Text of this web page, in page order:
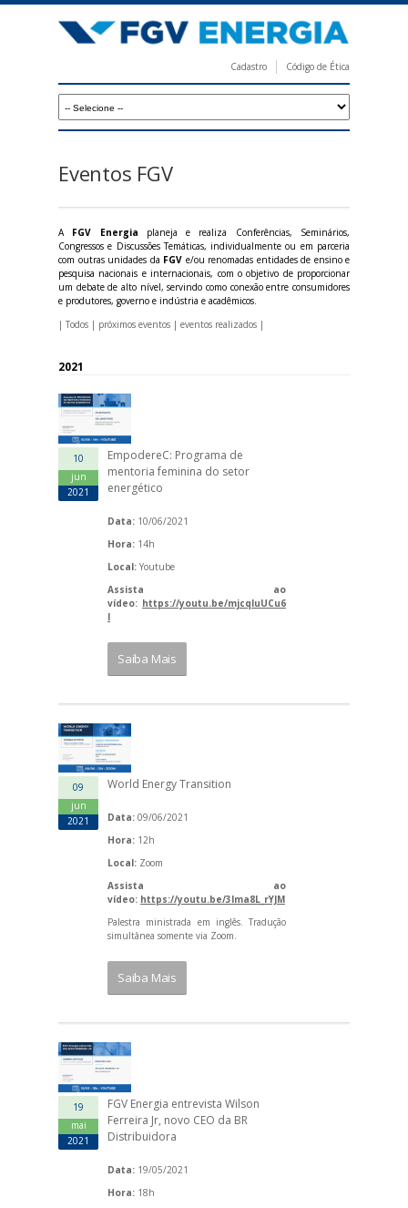
para
principal
V
r
a
Cadastro Código de Ética
Eventos FGV
A FGV Energia planeja e realiza Conferências, Seminários,
Congressos e Discussões Temáticas, individualmente ou em parceria
com outras unidades da FGV e/ou renomadas entidades de ensino e
pesquisa nacionais e internacionais, com o objetivo de proporcionar
um debate de alto nível, servindo como conexão entre consumidores
e produtores, governo e indústria e acadêmicos.
| Todos | próximos eventos | eventos realizados |
2021
10
jun
2021
EmpodereC: Programa de
mentoria feminina do setor
energético
Data: 10/06/2021
Hora: 14h
Local: Youtube
Assista ao
vídeo: https://youtu.be/mjcqluUCu6
I
Saiba Mais
09
jun
2021
World Energy Transition
Data: 09/06/2021
Hora: 12h
Local: Zoom
Assista ao
vídeo: https://youtu.be/3Ima8L_rYJM
Palestra ministrada em inglês. Tradução
simultânea somente via Zoom.
Saiba Mais
19
mai
2021
FGV Energia entrevista Wilson
Ferreira Jr, novo CEO da BR
Distribuidora
Data: 19/05/2021
Hora: 18h